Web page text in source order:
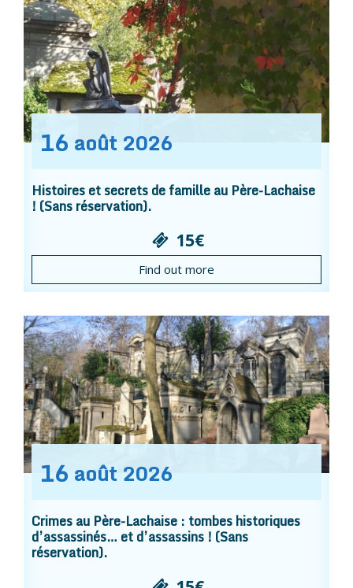
16 août 2026
Histoires et secrets de famille au Père-Lachaise
! (Sans réservation).
15€
Find out more
16 août 2026
Crimes au Père-Lachaise : tombes historiques
d’assassinés… et d’assassins ! (Sans
réservation).